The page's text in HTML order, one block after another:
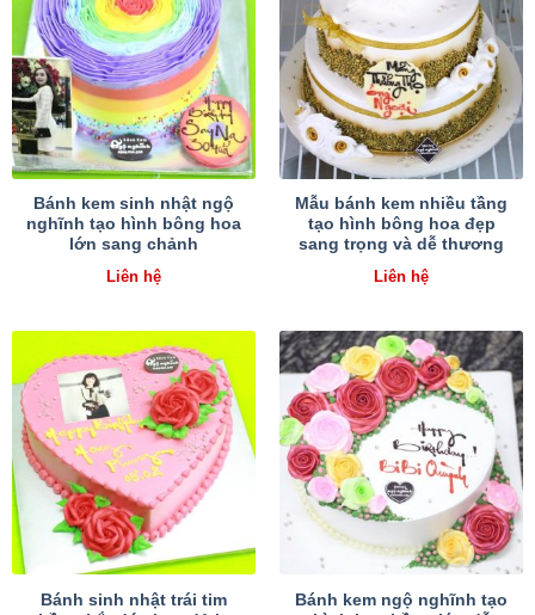
Bánh kem sinh nhật ngộ
nghĩnh tạo hình bông hoa
lớn sang chảnh
Liên hệ
Mẫu bánh kem nhiều tầng
tạo hình bông hoa đẹp
sang trọng và dễ thương
Liên hệ
Bánh sinh nhật trái tim
Bánh kem ngộ nghĩnh tạo